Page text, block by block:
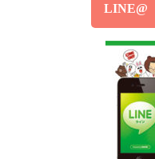
LINE@